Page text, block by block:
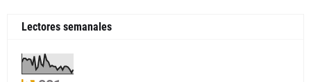
Lectores semanales